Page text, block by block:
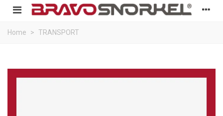
Home > TRANSPORT